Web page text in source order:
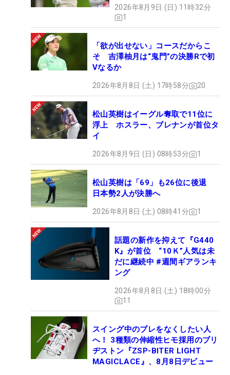
2026年8月9日 (日) 11時32分
1
「欲が出せない」コースだからこ
そ 吉澤柚月は“鬼門”の決勝Rで初
Vなるか
2026年8月8日 (土) 17時58分 20
松山英樹はイーグル奪取で11位に
浮上 ホスラー、ブレナンが首位タ
イ
2026年8月9日 (日) 08時53分 1
松山英樹は「69」も26位に後退
日本勢2人が決勝へ
2026年8月8日 (土) 08時41分 1
話題の新作を抑えて『G440
K』が首位 “10Ｋ”人気は未
だに継続中 #週間ギアランキ
ング
2026年8月8日 (土) 18時00分
11
スイング中のブレをなくしたい人
へ！ 3種類の伸縮性ヒモ採用のブリ
ヂストン『ZSP-BITER LIGHT
MAGICLACE』、8月8日デビュー